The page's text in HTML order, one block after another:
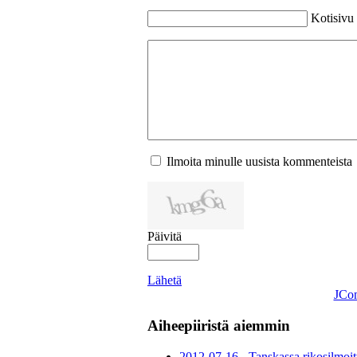
Kotisivu
Ilmoita minulle uusista kommenteista
Päivitä
Lähetä
Aiheepiiristä aiemmin